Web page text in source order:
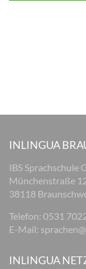
INLINGUA
IBS Sprachschule
Münchenstraße
38118
Telefon: 0531
E-Mail:
INLINGUA